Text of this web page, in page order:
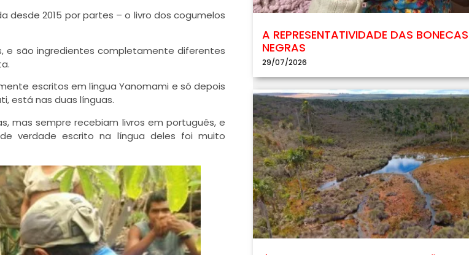
desde 2015 por partes – o livro dos cogumelos
e são ingredientes completamente diferentes
escritos em língua Yanomami e só depois
está nas duas línguas.
mas sempre recebiam livros em português, e
verdade escrito na língua deles foi muito
A REPRESENTATIVIDADE DAS BONECAS
NEGRAS
29/07/2026